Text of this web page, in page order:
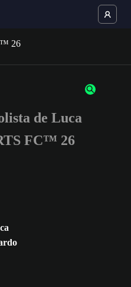
caracteres o números
de Luca
FC™ 26